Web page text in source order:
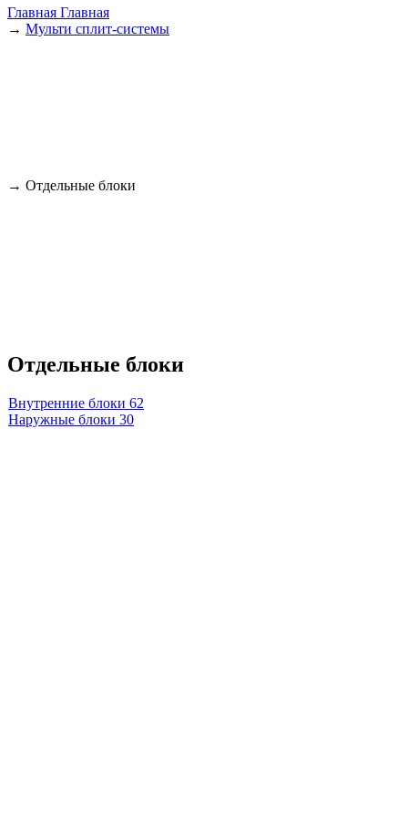
Главная Главная
→ Мульти сплит-системы
→ Отдельные блоки
Отдельные блоки
Внутренние блоки 62
Наружные блоки 30